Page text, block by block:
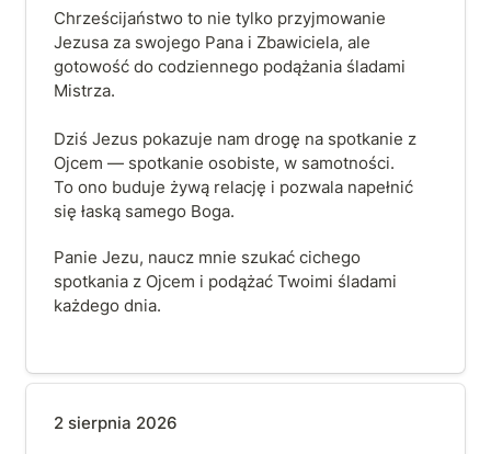
Chrześcijaństwo to nie tylko przyjmowanie
Jezusa za swojego Pana i Zbawiciela, ale
gotowość do codziennego podążania śladami
Mistrza.
Dziś Jezus pokazuje nam drogę na spotkanie z
Ojcem — spotkanie osobiste, w samotności.
To ono buduje żywą relację i pozwala napełnić
się łaską samego Boga.
Panie Jezu, naucz mnie szukać cichego
spotkania z Ojcem i podążać Twoimi śladami
każdego dnia.
2 sierpnia 2026